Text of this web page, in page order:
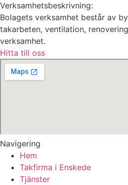
Verksamhetsbeskrivning:
Bolagets verksamhet består av
takarbeten, ventilation,
verksamhet.
Hitta till oss
Navigering
Hem
Takfirma i Enskede
Tjänster